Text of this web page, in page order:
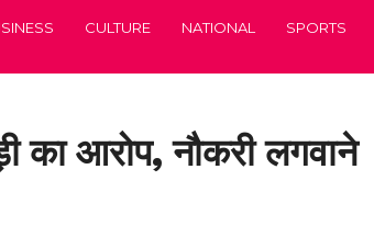
CULTURE NATIONAL SPORTS
का आरोप, नौकरी लगवाने